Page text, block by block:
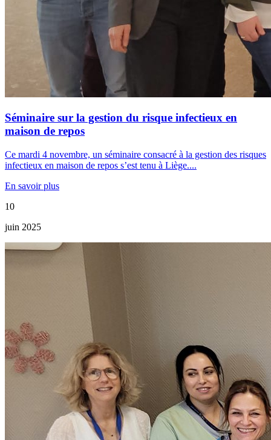
Séminaire sur la gestion du risque infectieux en
maison de repos
Ce mardi 4 novembre, un séminaire consacré à la gestion des risques
infectieux en maison de repos s’est tenu à Liège....
En savoir plus
10
juin 2025